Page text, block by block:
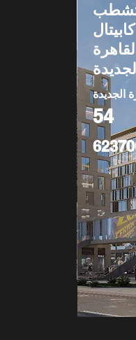
متشطب
الجديدة
54